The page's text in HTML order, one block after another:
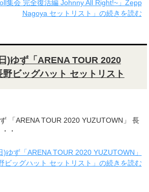
集会 完全復活編 Johnny All Right!~」Zepp
Nagoya セットリスト」の続きを読む
)ゆず「ARENA TOUR 2020
ビッグハット セットリスト
「ARENA TOUR 2020 YUZUTOWN」 長
・
)ゆず「ARENA TOUR 2020 YUZUTOWN」
ビッグハット セットリスト」の続きを読む